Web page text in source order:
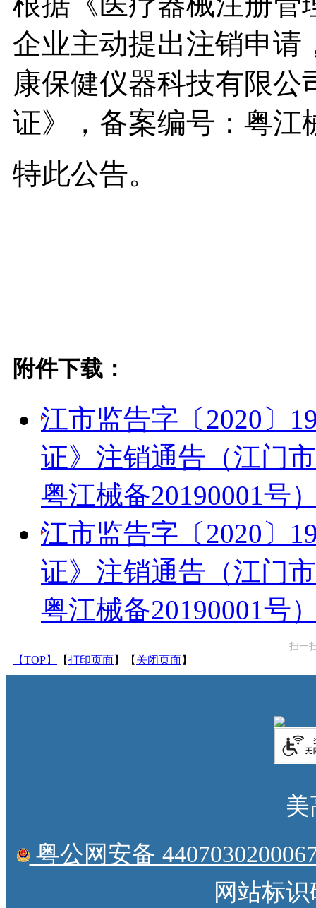
企业主动提出注销申请
康保健仪器科技有限
证》，备案编号：粤江
特此公告。
附件下载：
江市监告字〔2020〕
证》注销通告（江门
粤江械备20190001号
江市监告字〔2020〕
证》注销通告（江门
粤江械备20190001号
扫一
【TOP】 【打印页面】【 关闭页面】
美
粤公网安备
网站标识